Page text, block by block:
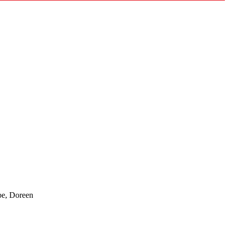
Doreen